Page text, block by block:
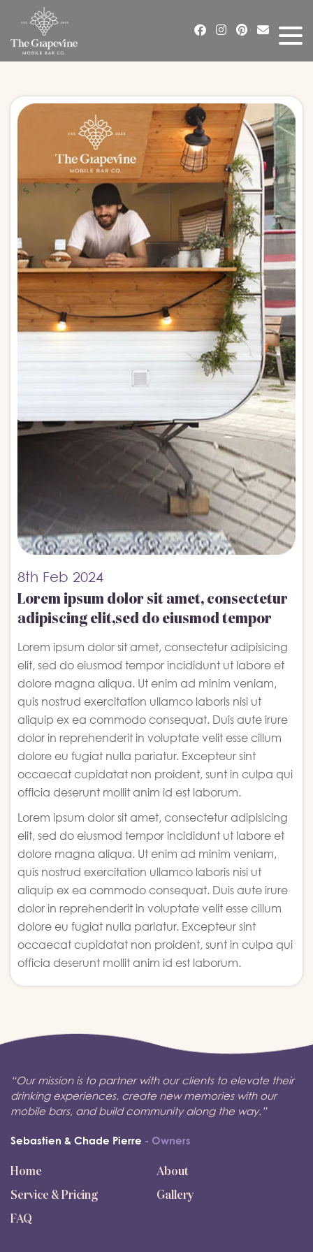
8th Feb 2024
Lorem ipsum dolor sit amet, consectetur
adipiscing elit,sed do eiusmod tempor
Lorem ipsum dolor sit amet, consectetur adipisicing
elit, sed do eiusmod tempor incididunt ut labore et
dolore magna aliqua. Ut enim ad minim veniam,
quis nostrud exercitation ullamco laboris nisi ut
aliquip ex ea commodo consequat. Duis aute irure
dolor in reprehenderit in voluptate velit esse cillum
dolore eu fugiat nulla pariatur. Excepteur sint
occaecat cupidatat non proident, sunt in culpa qui
officia deserunt mollit anim id est laborum.
Lorem ipsum dolor sit amet, consectetur adipisicing
elit, sed do eiusmod tempor incididunt ut labore et
dolore magna aliqua. Ut enim ad minim veniam,
quis nostrud exercitation ullamco laboris nisi ut
aliquip ex ea commodo consequat. Duis aute irure
dolor in reprehenderit in voluptate velit esse cillum
dolore eu fugiat nulla pariatur. Excepteur sint
occaecat cupidatat non proident, sunt in culpa qui
officia deserunt mollit anim id est laborum.
“Our mission is to partner with our clients to elevate their
drinking experiences, create new memories with our
mobile bars, and build community along the way.”
Sebastien & Chade Pierre - Owners
Home
About
Service & Pricing
Gallery
FAQ